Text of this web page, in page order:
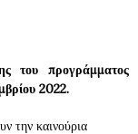
του προγράμματος
2022.
την καινούρια